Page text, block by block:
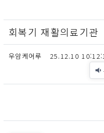
회복기 재활의료기관
우암케어루 25.12.10